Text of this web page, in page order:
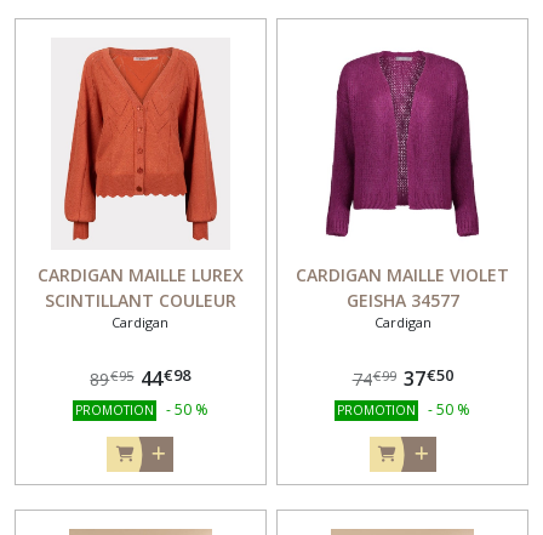
CARDIGAN MAILLE LUREX
SCINTILLANT COULEUR
ROUILLE ESQUALO FASHION
Cardigan
89€95 44€98
PROMOTION -50 %
CARDIGAN MAILLE VIOLET
GEISHA 34577
Cardigan
74€99 37€50
PROMOTION -50 %